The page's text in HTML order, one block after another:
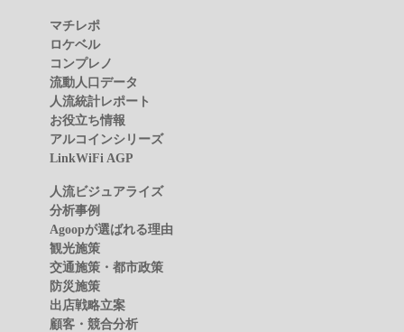
マチレポ
ロケベル
コンプレノ
流動人口データ
人流統計レポート
お役立ち情報
アルコインシリーズ
LinkWiFi AGP
人流ビジュアライズ
分析事例
Agoopが選ばれる理由
観光施策
交通施策・都市政策
防災施策
出店戦略立案
顧客・競合分析